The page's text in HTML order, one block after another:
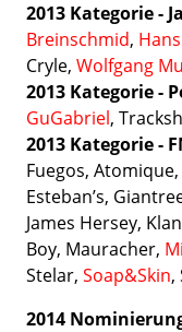
2013 Kategorie -
Breinschmid,
Cryle, Wolfgang
2013 Kategorie -
GuGabriel,
2013 Kategorie -
Fuegos,
Esteban’s,
James Hersey,
Boy, Mauracher,
Stelar, Soap&Skin,
2014